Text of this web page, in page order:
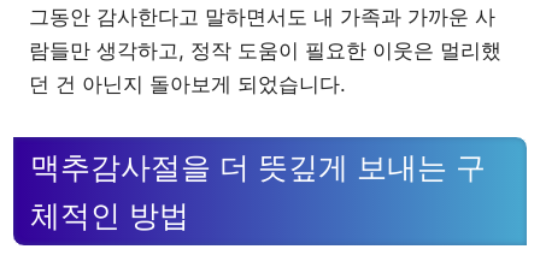
그동안 감사한다고 말하면서도 내 가족과 가까운 사
람들만 생각하고, 정작 도움이 필요한 이웃은 멀리했
던 건 아닌지 돌아보게 되었습니다.
맥추감사절을 더 뜻깊게 보내는 구
체적인 방법